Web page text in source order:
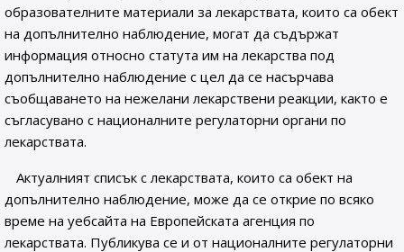
образователните материали за лекарствата, които са обект
на допълнително наблюдение, могат да съдържат
информация относно статута им на лекарства под
допълнително наблюдение с цел да се насърчава
съобщаването на нежелани лекарствени реакции, както е
съгласувано с националните регулаторни органи по
лекарствата.
Актуалният списък с лекарствата, които са обект на
допълнително наблюдение, може да се открие по всяко
време на уебсайта на Европейската агенция по
лекарствата. Публикува се и от националните регулаторни